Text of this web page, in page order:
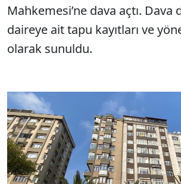
Mahkemesi’ne dava açtı. Dava
daireye ait tapu kayıtları ve
olarak sunuldu.